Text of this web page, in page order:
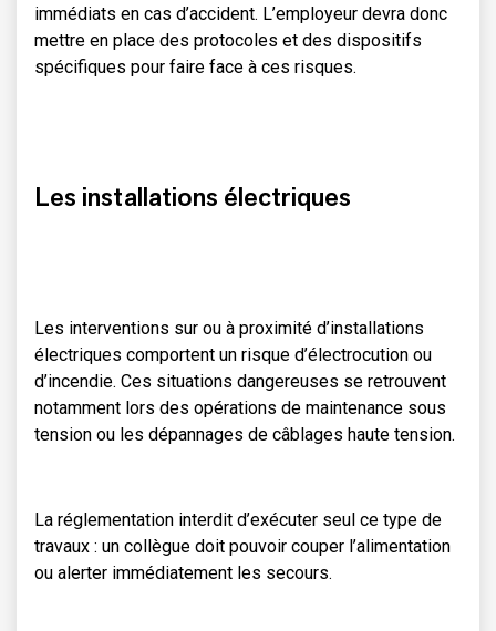
immédiats en cas d’accident. L’employeur devra donc
mettre en place des protocoles et des dispositifs
spécifiques pour faire face à ces risques.
Les installations électriques
Les interventions sur ou à proximité d’installations
électriques comportent un risque d’électrocution ou
d’incendie. Ces situations dangereuses se retrouvent
notamment lors des opérations de maintenance sous
tension ou les dépannages de câblages haute tension.
La réglementation interdit d’exécuter seul ce type de
travaux : un collègue doit pouvoir couper l’alimentation
ou alerter immédiatement les secours.